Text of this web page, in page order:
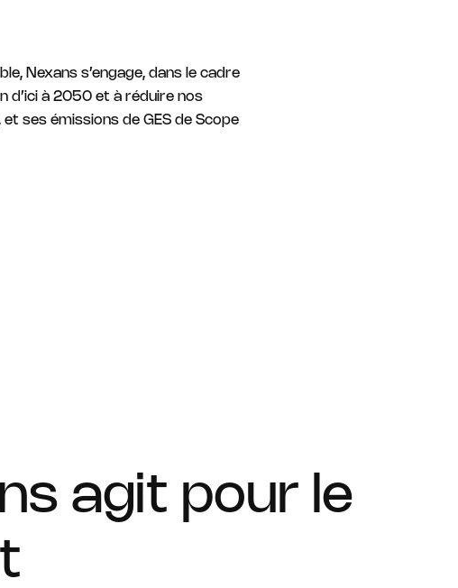
Nexans s’engage, dans le cadre
d’ici à 2050 et à réduire nos
ses émissions de GES de Scope
agit pour le